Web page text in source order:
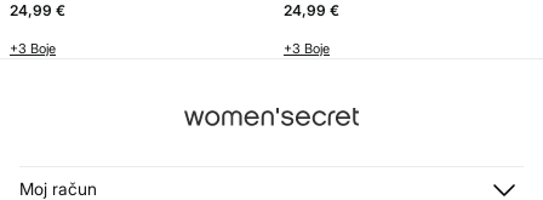
24,99 €
+3 Boje
24,99 €
+3 Boje
Moj račun